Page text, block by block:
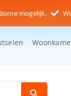
mogelijk.